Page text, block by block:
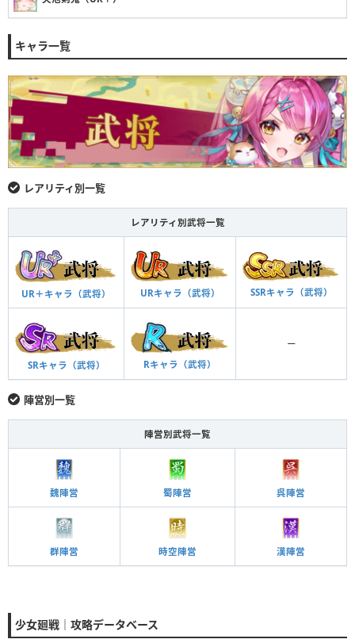
キャラ一覧
レアリティ別一覧
レアリティ別武将一覧
UR＋キャラ（武将） URキャラ（武将） SSRキャラ（武将）
SRキャラ（武将） Rキャラ（武将）
ー
陣営別一覧
陣営別武将一覧
魏陣営 蜀陣営 呉陣営
群陣営 時空陣営 漢陣営
少女廻戦｜攻略データベース